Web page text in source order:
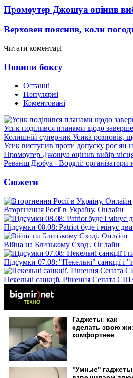
Промоутер Джошуа оцінив
Верховен пояснив, коли
Читати коментарі
Новини боксу
Останні
Популярні
Коментовані
Усик поділився планами щодо
Колишній суперник Усика розповів,
Усик виступив проти допуску росіян
Промоутер Джошуа оцінив вибір
Реванш Дюбуа - Вордлі: організатори
Сюжети
Вторгнення Росії в Україну. Онлайн
Підсумки 08.08: Patriot буде і мінус
Війна на Близькому Сході. Онлайн
Підсумки 07.08: "Пекельні" санкції і
Пекельні санкції. Рішення Сената